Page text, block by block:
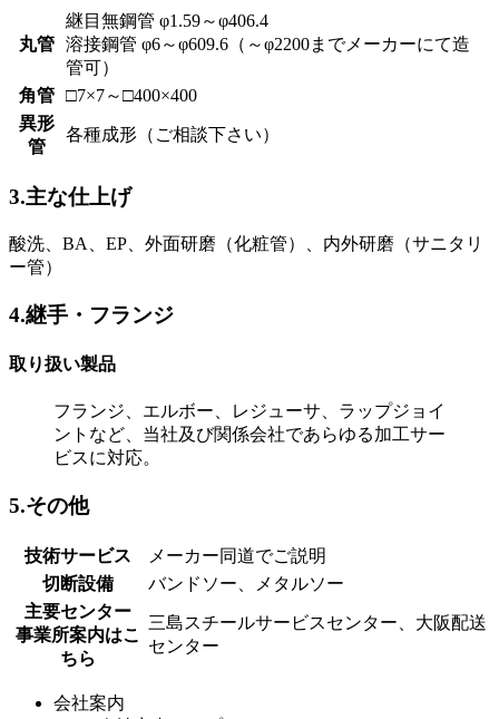
丸管
継目無鋼管 φ1.59～φ406.4
溶接鋼管 φ6～φ609.6（～φ2200までメーカーにて造
管可）
角管 □7×7～□400×400
異形
管
各種成形（ご相談下さい）
3.主な仕上げ
酸洗、BA、EP、外面研磨（化粧管）、内外研磨（サニタリ
ー管）
4.継手・フランジ
取り扱い製品
フランジ、エルボー、レジューサ、ラップジョイ
ントなど、当社及び関係会社であらゆる加工サー
ビスに対応。
5.その他
技術サービス
メーカー同道でご説明
切断設備
バンドソー、メタルソー
主要センター
事業所案内はこ
ちら
三島スチールサービスセンター、大阪配送
センター
会社案内